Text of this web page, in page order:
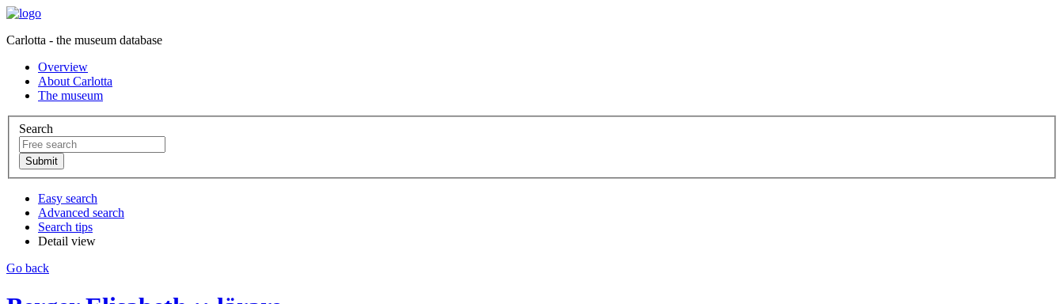
Carlotta - the museum database
Overview
About Carlotta
The museum
Search
Easy search
Advanced search
Search tips
Detail view
Go back